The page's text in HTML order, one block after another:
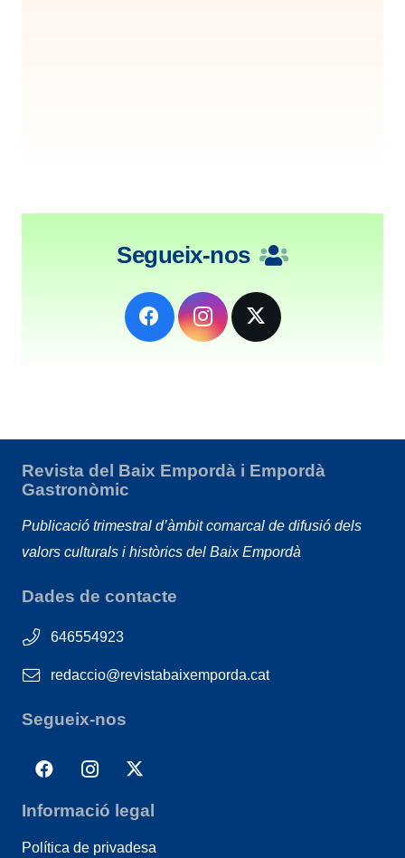
Segueix-nos
Revista del Baix Empordà i Empordà
Gastronòmic
Publicació trimestral d’àmbit comarcal de difusió dels
valors culturals i històrics del Baix Empordà
Dades de contacte
646554923
redaccio@revistabaixemporda.cat
Segueix-nos
Informació legal
Política de privadesa